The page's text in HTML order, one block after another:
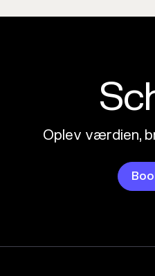
Oplev værdien,